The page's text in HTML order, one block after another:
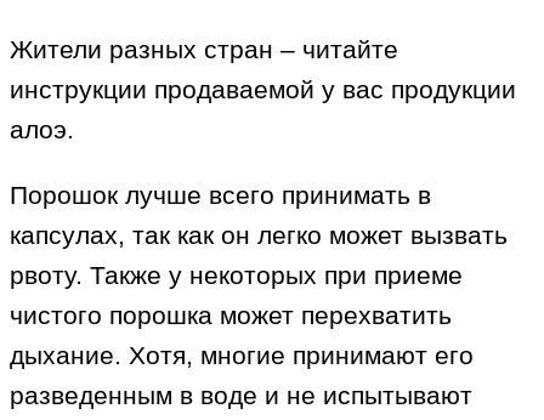
Жители разных стран – читайте
инструкции продаваемой у вас продукции
алоэ.
Порошок лучше всего принимать в
капсулах, так как он легко может вызвать
рвоту. Также у некоторых при приеме
чистого порошка может перехватить
дыхание. Хотя, многие принимают его
разведенным в воде и не испытывают